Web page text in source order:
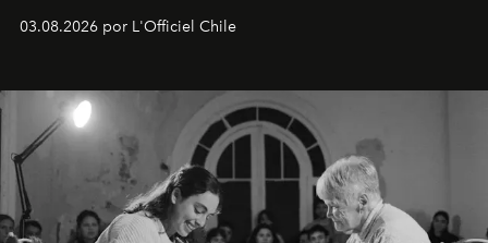
03.08.2026 por L'Officiel Chile